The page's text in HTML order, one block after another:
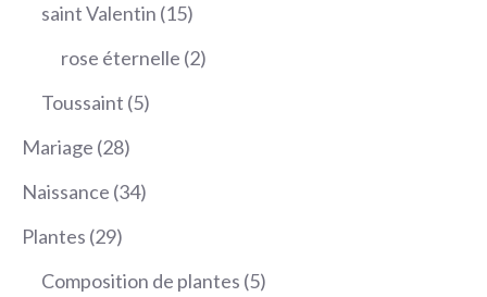
saint Valentin 1515
produits
rose éternelle 22
Toussaint 55
Mariage 2828
produits
Naissance 3434
Plantes 2929
produits
Composition de plantes 55